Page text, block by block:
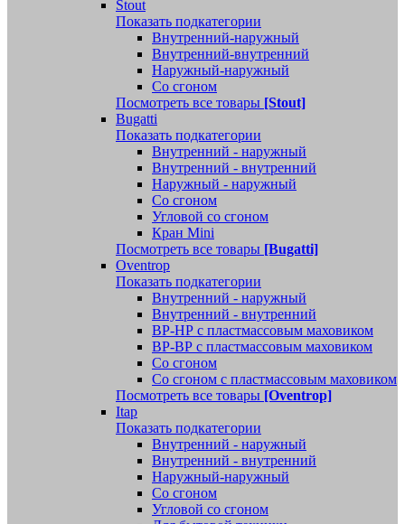
Stout
Показать подкатегории
Внутренний-наружный
Внутренний-внутренний
Наружный-наружный
Со сгоном
Посмотреть все товары [Stout]
Bugatti
Показать подкатегории
Внутренний - наружный
Внутренний - внутренний
Наружный - наружный
Со сгоном
Угловой со сгоном
Кран Mini
Посмотреть все товары [Bugatti]
Oventrop
Показать подкатегории
Внутренний - наружный
Внутренний - внутренний
ВР-НР с пластмассовым маховиком
ВР-ВР с пластмассовым маховиком
Со сгоном
Со сгоном с пластмассовым маховиком
Посмотреть все товары [Oventrop]
Itap
Показать подкатегории
Внутренний - наружный
Внутренний - внутренний
Наружный-наружный
Со сгоном
Угловой со сгоном